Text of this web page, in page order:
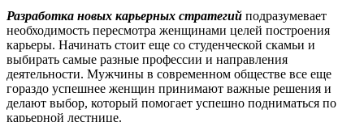
Разработка новых карьерных стратегий подразумевает
необходимость пересмотра женщинами целей построения
карьеры. Начинать стоит еще со студенческой скамьи и
выбирать самые разные профессии и направления
деятельности. Мужчины в современном обществе все еще
гораздо успешнее женщин принимают важные решения и
делают выбор, который помогает успешно подниматься по
карьерной лестнице.